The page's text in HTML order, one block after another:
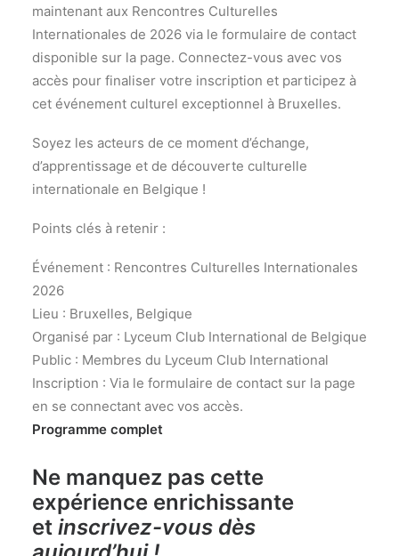
maintenant aux Rencontres Culturelles
Internationales de 2026 via le formulaire de contact
disponible sur la page. Connectez-vous avec vos
accès pour finaliser votre inscription et participez à
cet événement culturel exceptionnel à Bruxelles.
Soyez les acteurs de ce moment d’échange,
d’apprentissage et de découverte culturelle
internationale en Belgique !
Points clés à retenir :
Événement : Rencontres Culturelles Internationales
2026
Lieu : Bruxelles, Belgique
Organisé par : Lyceum Club International de Belgique
Public : Membres du Lyceum Club International
Inscription : Via le formulaire de contact sur la page
en se connectant avec vos accès.
Programme complet
Ne manquez pas cette
expérience enrichissante
et inscrivez-vous dès